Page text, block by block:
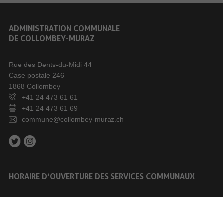
ADMINISTRATION COMMUNALE
DE COLLOMBEY-MURAZ
Rue des Dents-du-Midi 44
Case postale 246
1868 Collombey
+41 24 473 61 61
+41 24 473 61 69
commune@collombey-muraz.ch
HORAIRE D’OUVERTURE DES SERVICES COMMUNAUX